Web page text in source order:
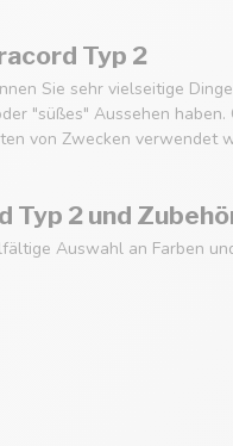
Typ 2
Sie sehr vielseitige
"süßes" Aussehen
von Zwecken verwendet
Typ 2 und
Auswahl an Farben